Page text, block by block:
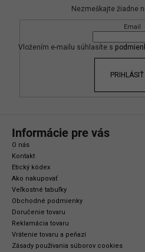
Nezmeškajte žiadne
Email
Vložením e-mailu súhlasíte s
Informácie pre vás
O nás
Kontakt
Etický kódex
Ako nakupovať
Veľkostné tabuľky
Obchodné podmienky
Doručenie tovaru
Reklamácia tovaru
Vrátenie tovaru a peňazí
Zásady používania súborov cookies